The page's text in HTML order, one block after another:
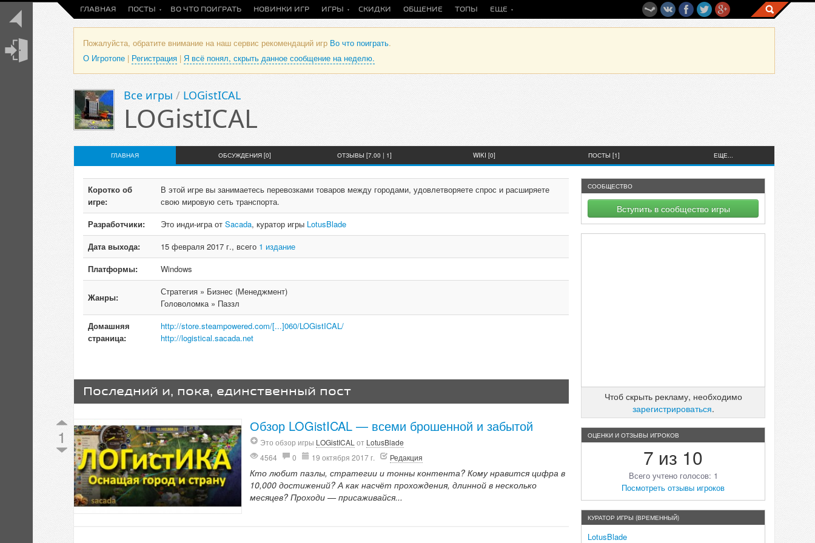
ГЛАВНАЯ ПОСТЫ ВО ЧТО ПОИГРАТЬ НОВИНКИ ИГР ИГРЫ СКИДКИ ОБЩЕНИЕ ТОПЫ ЕЩЕ
Пожалуйста, обратите внимание на наш сервис рекомендаций игр Во что поиграть.
О Игротопе | Регистрация | Я всё понял, скрыть данное сообщение на неделю.
Все игры / LOGistICAL
LOGistICAL
ГЛАВНАЯ ОБСУЖДЕНИЯ [0] ОТЗЫВЫ [7.00 | 1] WIKI [0] ПОСТЫ [1] ЕЩЕ...
Коротко об
игре:
В этой игре вы занимаетесь перевозками товаров между городами, удовлетворяете спрос и расширяете
свою мировую сеть транспорта.
Разработчики:
Это инди-игра от Sacada, куратор игры LotusBlade
Дата выхода:
15 февраля 2017 г., всего 1 издание
Платформы:
Windows
Жанры:
Стратегия » Бизнес (Менеджмент)
Головоломка » Паззл
Домашняя
страница:
http://store.steampowered.com/[...]060/LOGistICAL/
http://logistical.sacada.net
Последний и, пока, единственный пост
1 Обзор LOGistICAL — всеми брошенной и забытой
Это обзор игры LOGistICAL от LotusBlade
4564
0 19 октября 2017 г. Редакция
Кто любит пазлы, стратегии и тонны контента? Кому нравится цифра в
10,000 достижений? А как насчёт прохождения, длинной в несколько
месяцев? Проходи — присаживайся...
СООБЩЕСТВО
Вступить в сообщество игры
Чтоб скрыть рекламу, необходимо
зарегистрироваться.
ОЦЕНКИ И ОТЗЫВЫ ИГРОКОВ
7 из 10
Всего учтено голосов: 1
Посмотреть отзывы игроков
КУРАТОР ИГРЫ (ВРЕМЕННЫЙ)
LotusBlade